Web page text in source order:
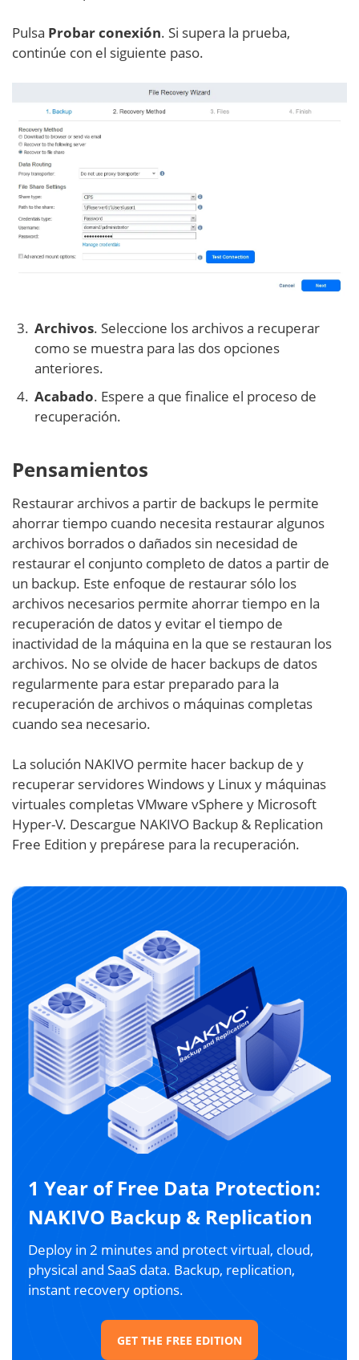
Pulsa Probar conexión. Si supera la prueba,
continúe con el siguiente paso.
Archivos. Seleccione los archivos a recuperar
como se muestra para las dos opciones
anteriores.
Acabado. Espere a que finalice el proceso de
recuperación.
Pensamientos
Restaurar archivos a partir de backups le permite
ahorrar tiempo cuando necesita restaurar algunos
archivos borrados o dañados sin necesidad de
restaurar el conjunto completo de datos a partir de
un backup. Este enfoque de restaurar sólo los
archivos necesarios permite ahorrar tiempo en la
recuperación de datos y evitar el tiempo de
inactividad de la máquina en la que se restauran los
archivos. No se olvide de hacer backups de datos
regularmente para estar preparado para la
recuperación de archivos o máquinas completas
cuando sea necesario.
La solución NAKIVO permite hacer backup de y
recuperar servidores Windows y Linux y máquinas
virtuales completas VMware vSphere y Microsoft
Hyper-V. Descargue NAKIVO Backup & Replication
Free Edition y prepárese para la recuperación.
1 Year of Free Data Protection:
NAKIVO Backup & Replication
Deploy in 2 minutes and protect virtual, cloud,
physical and SaaS data. Backup, replication,
instant recovery options.
GET THE FREE EDITION